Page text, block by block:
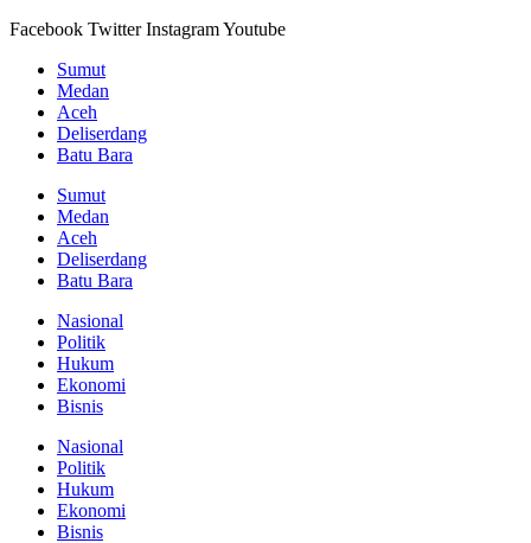
Facebook Twitter InstagramYoutube
Sumut
Medan
Aceh
Deliserdang
Batu Bara
Sumut
Medan
Aceh
Deliserdang
Batu Bara
Nasional
Politik
Hukum
Ekonomi
Bisnis
Nasional
Politik
Hukum
Ekonomi
Bisnis